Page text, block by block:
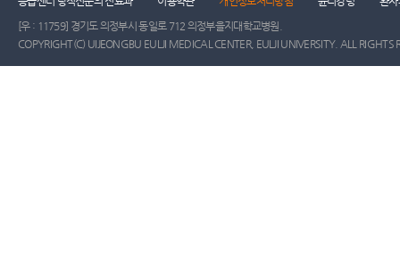
[우 : 11759] 경기도 의정부시 동일로 712 의정부을지대학교병원.
COPYRIGHT(C) UIJEONGBU EULJI MEDICAL CENTER, EULJI UNIVERSITY. ALL RIGHTS